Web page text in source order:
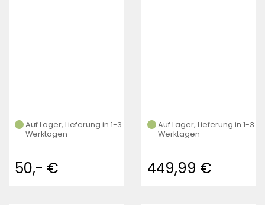
Auf Lager, Lieferung in 1-3
Werktagen
50,- €
Auf Lager, Lieferung in 1-3
Werktagen
449,99 €